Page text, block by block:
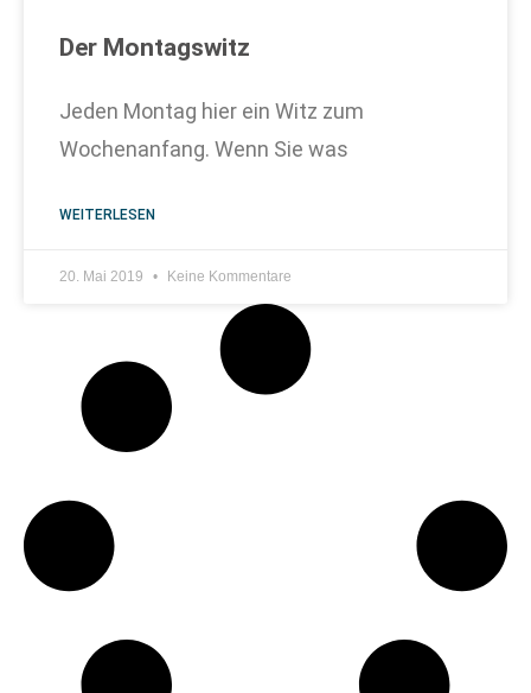
Der Montagswitz
Jeden Montag hier ein Witz zum
Wochenanfang. Wenn Sie was
WEITERLESEN
20. Mai 2019 Keine Kommentare